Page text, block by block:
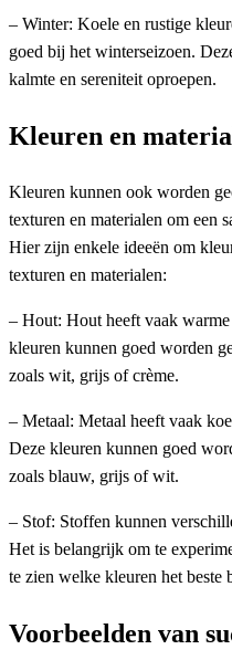
– Winter: Koele en rustige
goed bij het winterseizoen.
kalmte en sereniteit oproepen.
Kleuren en
Kleuren kunnen ook worden
texturen en materialen om een
Hier zijn enkele ideeën om
texturen en materialen:
– Hout: Hout heeft vaak
kleuren kunnen goed worden
zoals wit, grijs of crème.
– Metaal: Metaal heeft vaak
Deze kleuren kunnen goed
zoals blauw, grijs of wit.
– Stof: Stoffen kunnen
Het is belangrijk om te
te zien welke kleuren het beste
Voorbeelden van